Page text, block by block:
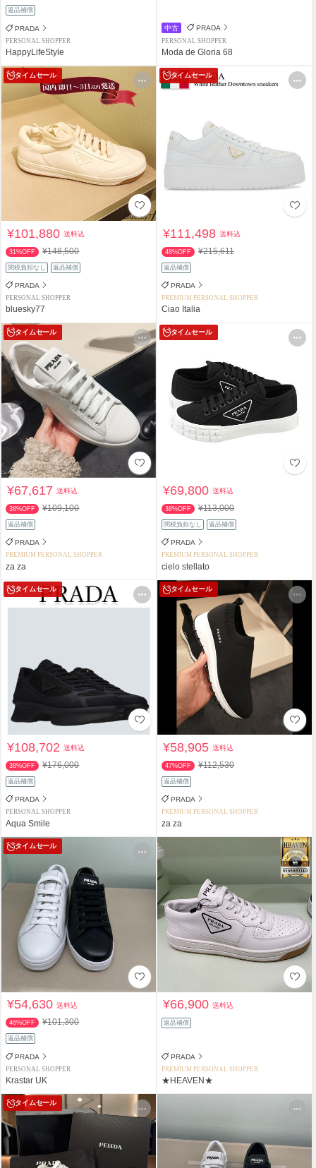
返品補償
PRADA
PERSONAL SHOPPER
HappyLifeStyle
中古 PRADA
PERSONAL SHOPPER
Moda de Gloria 68
タイムセール
¥101,880送料込
31%OFF ¥148,500
関税負担なし 返品補償
PRADA
PERSONAL SHOPPER
bluesky77
タイムセール
¥111,498送料込
48%OFF ¥215,611
返品補償
PRADA
PREMIUM PERSONAL SHOPPER
Ciao Italia
タイムセール
¥67,617送料込
38%OFF ¥109,100
返品補償
PRADA
PREMIUM PERSONAL SHOPPER
za za
タイムセール
¥69,800送料込
38%OFF ¥113,000
関税負担なし 返品補償
PRADA
PREMIUM PERSONAL SHOPPER
cielo stellato
タイムセール
¥108,702送料込
38%OFF ¥176,000
返品補償
PRADA
PERSONAL SHOPPER
Aqua Smile
タイムセール
¥58,905送料込
47%OFF ¥112,530
返品補償
PRADA
PREMIUM PERSONAL SHOPPER
za za
タイムセール
¥54,630送料込
46%OFF ¥101,300
返品補償
PRADA
PERSONAL SHOPPER
Krastar UK
¥66,900送料込
返品補償
PRADA
PREMIUM PERSONAL SHOPPER
★HEAVEN★
タイムセール